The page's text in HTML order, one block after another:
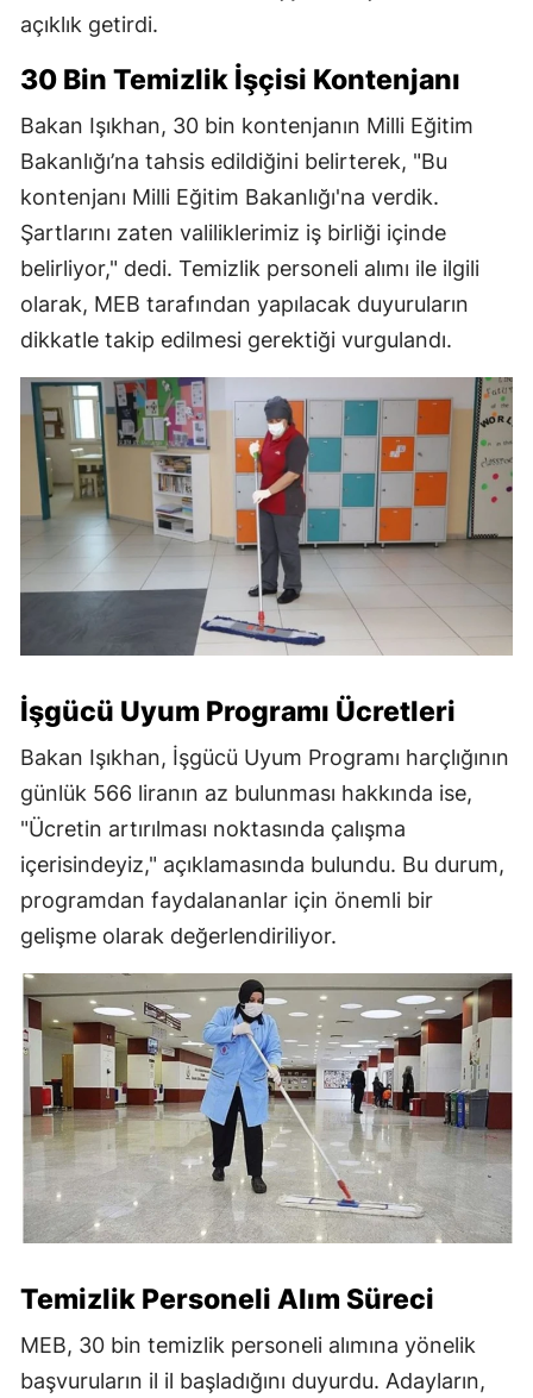
açıklık getirdi.
30 Bin Temizlik İşçisi Kontenjanı
Bakan Işıkhan, 30 bin kontenjanın Milli Eğitim
Bakanlığı’na tahsis edildiğini belirterek, "Bu
kontenjanı Milli Eğitim Bakanlığı'na verdik.
Şartlarını zaten valiliklerimiz iş birliği içinde
belirliyor," dedi. Temizlik personeli alımı ile ilgili
olarak, MEB tarafından yapılacak duyuruların
dikkatle takip edilmesi gerektiği vurgulandı.
İşgücü Uyum Programı Ücretleri
Bakan Işıkhan, İşgücü Uyum Programı harçlığının
günlük 566 liranın az bulunması hakkında ise,
"Ücretin artırılması noktasında çalışma
içerisindeyiz," açıklamasında bulundu. Bu durum,
programdan faydalananlar için önemli bir
gelişme olarak değerlendiriliyor.
Temizlik Personeli Alım Süreci
MEB, 30 bin temizlik personeli alımına yönelik
başvuruların il il başladığını duyurdu. Adayların,